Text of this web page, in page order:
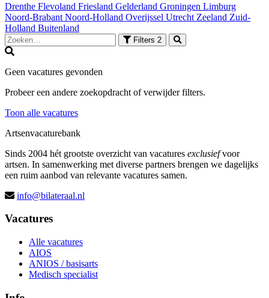
Drenthe Flevoland Friesland Gelderland Groningen Limburg
Noord-Brabant Noord-Holland Overijssel Utrecht Zeeland Zuid-
Holland Buitenland
Filters 2
Geen vacatures gevonden
Probeer een andere zoekopdracht of verwijder filters.
Toon alle vacatures
Artsenvacaturebank
Sinds 2004 hét grootste overzicht van vacatures exclusiefvoor
artsen. In samenwerking met diverse partners brengen we dagelijks
een ruim aanbod van relevante vacatures samen.
info@bilateraal.nl
Vacatures
Alle vacatures
AIOS
ANIOS / basisarts
Medisch specialist